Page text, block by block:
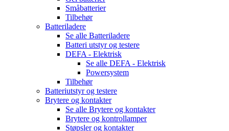
Småbatterier
Tilbehør
Batteriladere
Se alle Batteriladere
Batteri utstyr og testere
DEFA - Elektrisk
Se alle DEFA - Elektrisk
Powersystem
Tilbehør
Batteriutstyr og testere
Brytere og kontakter
Se alle Brytere og kontakter
Brytere og kontrollamper
Støpsler og kontakter